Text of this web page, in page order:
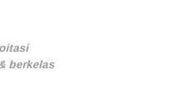
berkelas